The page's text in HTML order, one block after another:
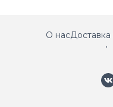
О насДоставка